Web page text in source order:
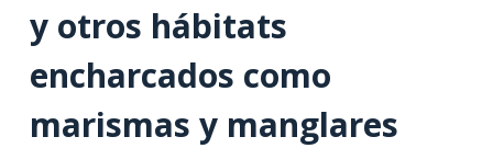
e
ny otros hábitats
encharcados como
marismas y manglares